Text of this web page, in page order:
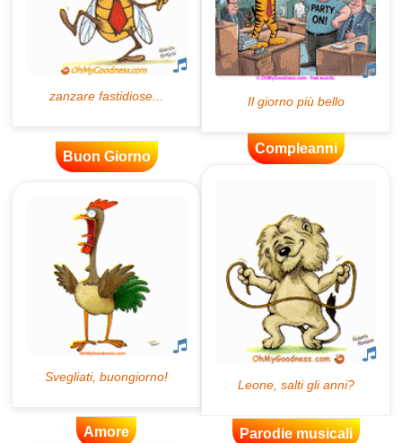
Buon Giorno
Compleanni
Amore Parodie musicali